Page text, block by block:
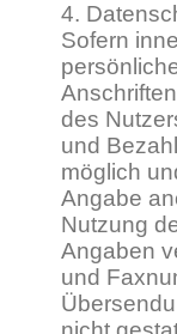
4.
Sofern
des
und
möglich
Angabe
Nutzung
Angaben
und